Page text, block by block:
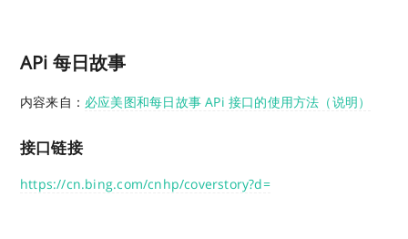
APi 每日故事
内容来自： 必应美图和每日故事 APi 接口的使用方法（说明）
接口链接
https://cn.bing.com/cnhp/coverstory?d=